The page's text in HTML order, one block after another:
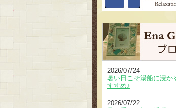
2026/07/24
暑い日こそ湯船に浸か
すすめ♪
2026/07/22